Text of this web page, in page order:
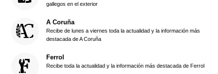
gallegos en el exterior
A Coruña
Recibe de lunes a viernes toda la actualidad y la información más
destacada de A Coruña
Ferrol
Recibe toda la actualidad y la información más destacada de Ferrol